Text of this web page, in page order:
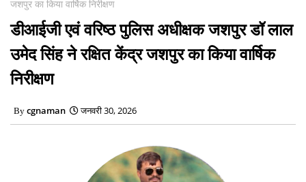
जशपुर का किया वार्षिक निरीक्षण
डीआईजी एवं वरिष्ठ पुलिस अधीक्षक जशपुर डॉ लाल
उमेद सिंह ने रक्षित केंद्र जशपुर का किया वार्षिक
निरीक्षण
cgnaman जनवरी 30, 2026